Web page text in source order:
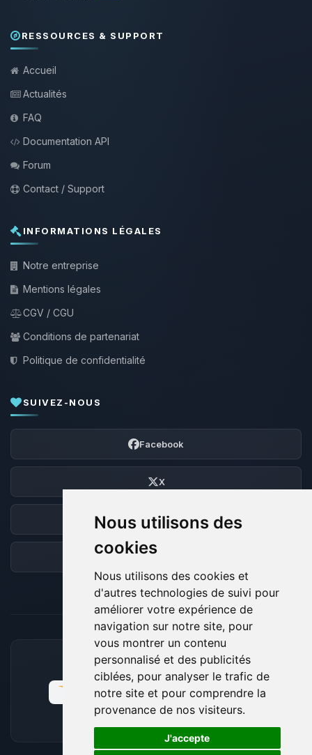
Nous utilisons des
cookies
Nous utilisons des cookies et
d'autres technologies de suivi pour
améliorer votre expérience de
navigation sur notre site, pour
vous montrer un contenu
personnalisé et des publicités
ciblées, pour analyser le trafic de
notre site et pour comprendre la
provenance de nos visiteurs.
J'accepte
RESSOURCES & SUPPORT
Accueil
Actualités
FAQ
Documentation API
Forum
Contact / Support
INFORMATIONS LÉGALES
Notre entreprise
Mentions légales
CGV / CGU
Conditions de partenariat
Politique de confidentialité
SUIVEZ-NOUS
Facebook
X
Discord
Forum
MOYENS DE PAIEMENT ACCEPTÉS
🍪